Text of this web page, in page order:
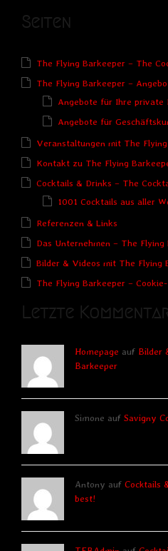
Seiten
The Flying Barkeeper – The
The Flying Barkeeper –
Angebote für Ihre private
Angebote für
Veranstaltungen mit The
Kontakt zu The Flying
Cocktails & Drinks – The
1001 Cocktails aus aller
Referenzen & Links
Das Unternehmen – The Flying
Bilder & Videos mit The Flying
The Flying Barkeeper –
Letzte
Homepage auf Bilder
Barkeeper
Simone auf Savigny
Antony auf Cocktails
best!